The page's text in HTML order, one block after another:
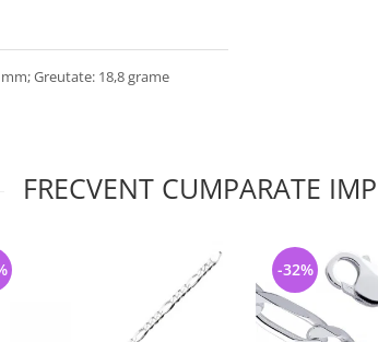
Greutate: 18,8 grame
FRECVENT CUMPARATE
-32%